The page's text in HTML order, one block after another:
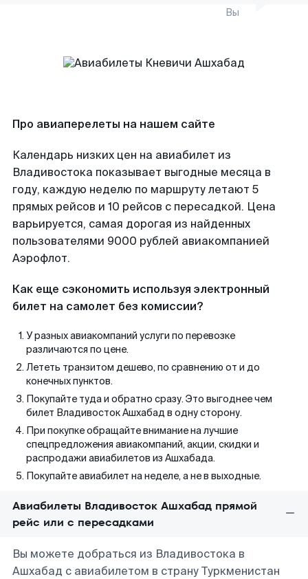
Вы
Про авиаперелеты на нашем сайте
Календарь низких цен на авиабилет из
Владивостока показывает выгодные месяца в
году, каждую неделю по маршруту летают 5
прямых рейсов и 10 рейсов с пересадкой. Цена
варьируется, самая дорогая из найденных
пользователями 9000 рублей авиакомпанией
Аэрофлот.
Как еще сэкономить используя электронный
билет на самолет без комиссии?
У разных авиакомпаний услуги по перевозке
различаются по цене.
Лететь транзитом дешево, по сравнению от и до
конечных пунктов.
Покупайте туда и обратно сразу. Это выгоднее чем
билет Владивосток Ашхабад в одну сторону.
При покупке обращайте внимание на лучшие
спецпредложения авиакомпаний, акции, скидки и
распродажи авиабилетов из Ашхабада.
Покупайте авиабилет на неделе, а не в выходные.
Авиабилеты Владивосток Ашхабад прямой
рейс или с пересадками
Вы можете добраться из Владивостока в
Ашхабад с авиабилетом в страну Туркменистан